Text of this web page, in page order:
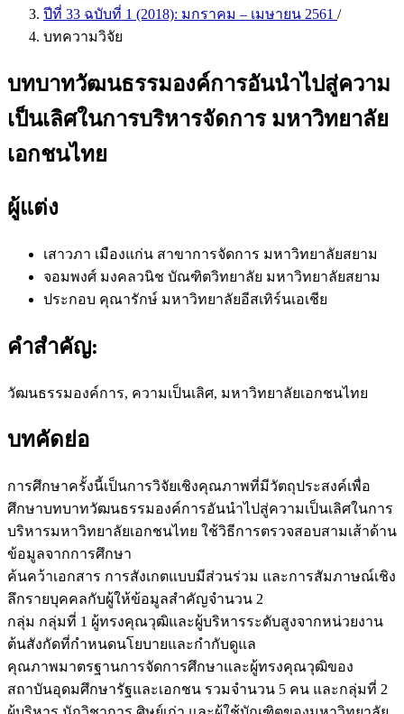
ปีที่ 33 ฉบับที่ 1 (2018): มกราคม – เมษายน 2561 /
บทความวิจัย
บทบาทวัฒนธรรมองค์การอันนําไปสู่ความ
เป็นเลิศในการบริหารจัดการ มหาวิทยาลัย
เอกชนไทย
ผู้แต่ง
เสาวภา เมืองแก่น สาขาการจัดการ มหาวิทยาลัยสยาม
จอมพงศ์ มงคลวนิช บัณฑิตวิทยาลัย มหาวิทยาลัยสยาม
ประกอบ คุณารักษ์ มหาวิทยาลัยอีสเทิร์นเอเชีย
คำสำคัญ:
วัฒนธรรมองค์การ, ความเป็นเลิศ, มหาวิทยาลัยเอกชนไทย
บทคัดย่อ
การศึกษาครั้งนี้เป็นการวิจัยเชิงคุณภาพที่มีวัตถุประสงค์เพื่อ
ศึกษาบทบาทวัฒนธรรมองค์การอันนําไปสู่ความเป็นเลิศในการ
บริหารมหาวิทยาลัยเอกชนไทย ใช้วิธีการตรวจสอบสามเส้าด้าน
ข้อมูลจากการศึกษา
ค้นคว้าเอกสาร การสังเกตแบบมีส่วนร่วม และการสัมภาษณ์เชิง
ลึกรายบุคคลกับผู้ให้ข้อมูลสําคัญจํานวน 2
กลุ่ม กลุ่มที่ 1 ผู้ทรงคุณวุฒิและผู้บริหารระดับสูงจากหน่วยงาน
ต้นสังกัดที่กําหนดนโยบายและกํากับดูแล
คุณภาพมาตรฐานการจัดการศึกษาและผู้ทรงคุณวุฒิของ
สถาบันอุดมศึกษารัฐและเอกชน รวมจํานวน 5 คน และกลุ่มที่ 2